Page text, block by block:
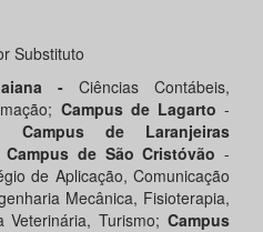
Substituto
- Ciências Contábeis,
Campus de Lagarto-
Campus de Laranjeiras
Campus de São Cristóvão -
de Aplicação, Comunicação
Mecânica, Fisioterapia,
Veterinária, Turismo; Campus